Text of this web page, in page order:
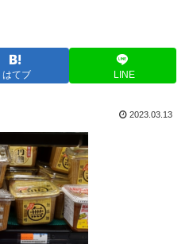
はてブ LINE
2023.03.13